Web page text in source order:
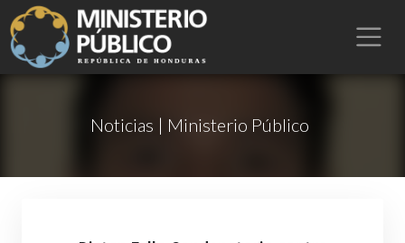
Noticias | Ministerio Público